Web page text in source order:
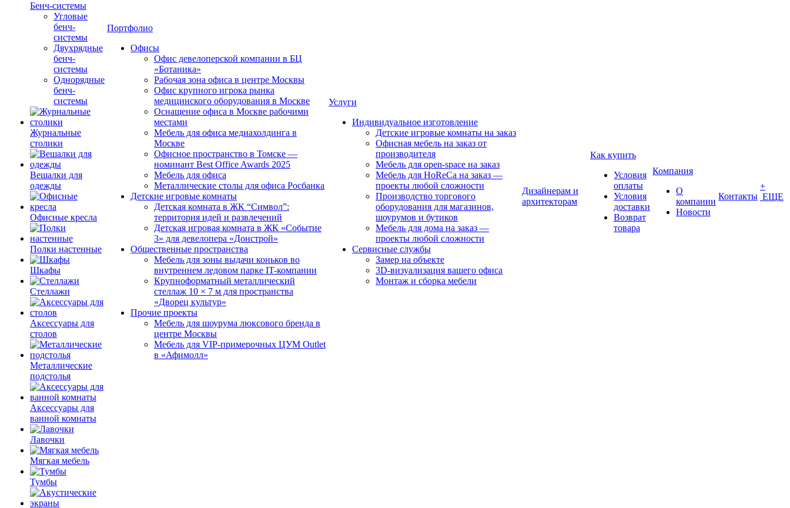
Бенч-системы
Угловые
бенч-
системы
Двухрядные
бенч-
системы
Однорядные
бенч-
системы
Журнальные
столики
Вешалки для
одежды
Офисные кресла
Полки настенные
Шкафы
Стеллажи
Аксессуары для
столов
Металлические
подстолья
Аксессуары для
ванной комнаты
Лавочки
Мягкая мебель
Тумбы
Портфолио
Офисы
Офис девелоперской компании в БЦ
«Ботаника»
Рабочая зона офиса в центре Москвы
Офис крупного игрока рынка
медицинского оборудования в Москве
Оснащение офиса в Москве рабочими
местами
Мебель для офиса медиахолдинга в
Москве
Офисное пространство в Томске —
номинант Best Office Awards 2025
Мебель для офиса
Металлические столы для офиса Росбанка
Детские игровые комнаты
Детская комната в ЖК “Символ”:
территория идей и развлечений
Детская игровая комната в ЖК «Событие
3» для девелопера «Донстрой»
Общественные пространства
Мебель для зоны выдачи коньков во
внутреннем ледовом парке IT-компании
Крупноформатный металлический
стеллаж 10 × 7 м для пространства
«Дворец культур»
Прочие проекты
Мебель для шоурума люксового бренда в
центре Москвы
Мебель для VIP-примерочных ЦУМ Outlet
в «Афимолл»
Услуги
Индивидуальное изготовление
Детские игровые комнаты на заказ
Офисная мебель на заказ от
производителя
Мебель для open-space на заказ
Мебель для HoReCa на заказ —
проекты любой сложности
Производство торгового
оборудования для магазинов,
шоурумов и бутиков
Мебель для дома на заказ —
проекты любой сложности
Сервисные службы
Замер на объекте
3D-визуализация вашего офиса
Монтаж и сборка мебели
Дизайнерам и
архитекторам
Как купить
Условия
оплаты
Условия
доставки
Возврат
товара
Компания
О
компании
Новости
Контакты
+
ЕЩЕ